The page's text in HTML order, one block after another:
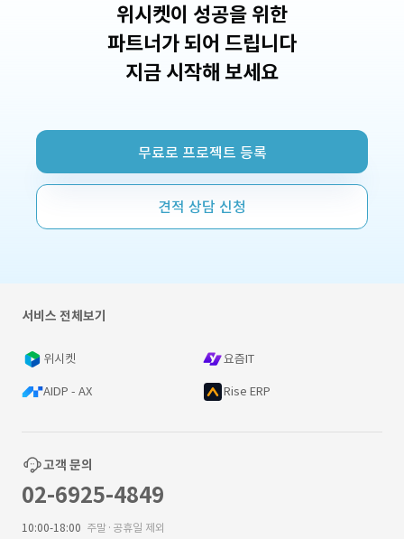
위시켓이 성공을 위한
파트너가 되어 드립니다
지금 시작해 보세요
무료로 프로젝트 등록
견적 상담 신청
서비스 전체보기
위시켓 요즘IT
AIDP - AX Rise ERP
고객 문의
02-6925-4849
10:00-18:00 주말·공휴일 제외